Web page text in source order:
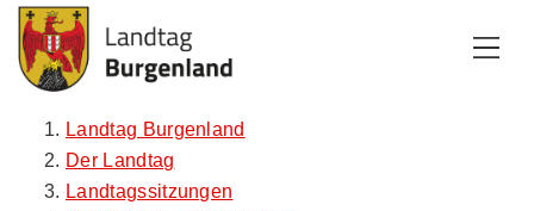
Zum Inhalt
Zum Menü
Zur Suche
Landtag Burgenland
Der Landtag
Landtagssitzungen